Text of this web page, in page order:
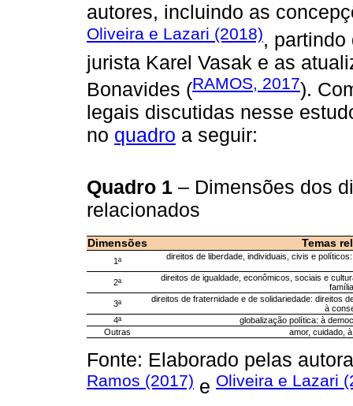
autores, incluindo as
Oliveira e Lazari (2018),
jurista Karel Vasak e as
Bonavides (RAMOS, 2017).
legais discutidas nesse
no quadro a seguir:
Quadro 1 – Dimensões dos
relacionados
Dimensões Temas
1ª direitos de liberdade, individuais, civis e
2ª
direitos de igualdade, econômicos, sociais e
3ª
direitos de fraternidade e de solidariedade: direitos
à
4ª
globalização política: à
Outras
amor, cuidado,
Fonte: Elaborado pelas
Ramos (2017) e Oliveira e Lazari